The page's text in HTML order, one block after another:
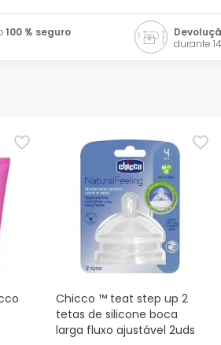
100 % seguro
durante
Chicco ™ teat step up 2
tetas de silicone boca
larga fluxo ajustável 2uds